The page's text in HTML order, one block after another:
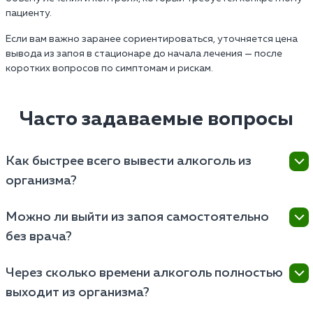
пациенту.
Если вам важно заранее сориентироваться, уточняется цена
вывода из запоя в стационаре до начала лечения — после
коротких вопросов по симптомам и рискам.
Часто задаваемые вопросы
Как быстрее всего вывести алкоголь из
организма?
этилового спирта и токсинов — это инфузионная
терапия (капельница). В домашних условиях
Обильное питье (минеральная вода, морсы).
Прием сорбентов (активированный уголь,
Можно ли выйти из запоя самостоятельно
без врача?
длился не более 2–3 дней и у человека нет
хронических заболеваний. В этом случае нужно:
Через сколько времени алкоголь полностью
выходит из организма?